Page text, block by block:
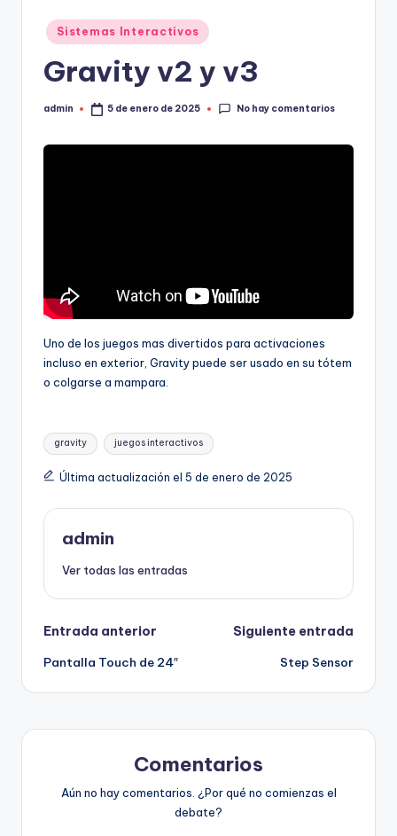
Sistemas Interactivos
Gravity v2 y v3
admin 5 de enero de 2025 No hay comentarios
Uno de los juegos mas divertidos para activaciones
incluso en exterior, Gravity puede ser usado en su tótem
o colgarse a mampara.
gravity juegos interactivos
Última actualización el 5 de enero de 2025
admin
Ver todas las entradas
Entrada anterior
Pantalla Touch de 24″
Siguiente entrada
Step Sensor
Comentarios
Aún no hay comentarios. ¿Por qué no comienzas el
debate?